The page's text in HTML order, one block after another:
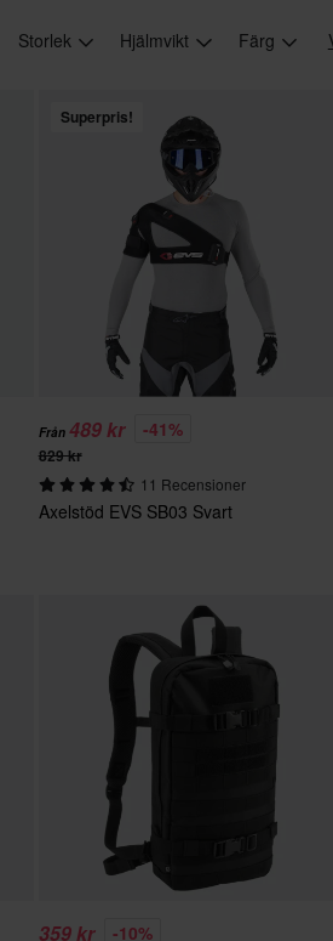
Storlek Hjälmvikt Färg
Superpris!
Från 489 kr -41%
829 kr
11 Recensioner
Axelstöd EVS SB03 Svart
359 kr -10%